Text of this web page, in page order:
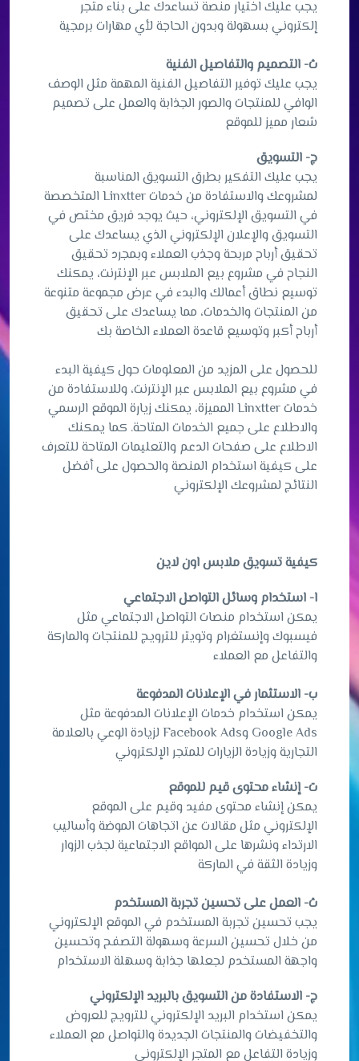
يجب عليك اختيار منصة تساعدك على بناء متجر
إلكتروني بسهولة وبدون الحاجة لأي مهارات برمجية
ث- التصميم والتفاصيل الفنية
يجب عليك توفير التفاصيل الفنية المهمة مثل الوصف
الوافي للمنتجات والصور الجذابة والعمل على تصميم
شعار مميز للموقع
ج- التسويق
يجب عليك التفكير بطرق التسويق المناسبة
لمشروعك والاستفادة من خدمات Linxtter المتخصصة
في التسويق الإلكتروني، حيث يوجد فريق مختص في
التسويق والإعلان الإلكتروني الذي يساعدك على
تحقيق أرباح مربحة وجذب العملاء وبمجرد تحقيق
النجاح في مشروع بيع الملابس عبر الإنترنت، يمكنك
توسيع نطاق أعمالك والبدء في عرض مجموعة متنوعة
من المنتجات والخدمات، مما يساعدك على تحقيق
أرباح أكبر وتوسيع قاعدة العملاء الخاصة بك
للحصول على المزيد من المعلومات حول كيفية البدء
في مشروع بيع الملابس عبر الإنترنت، وللاستفادة من
خدمات Linxtter المميزة، يمكنك زيارة الموقع الرسمي
والاطلاع على جميع الخدمات المتاحة. كما يمكنك
الاطلاع على صفحات الدعم والتعليمات المتاحة للتعرف
على كيفية استخدام المنصة والحصول على أفضل
النتائج لمشروعك الإلكتروني
كيفية تسويق ملابس اون لاين
ا- استخدام وسائل التواصل الاجتماعي
يمكن استخدام منصات التواصل الاجتماعي مثل
فيسبوك وإنستغرام وتويتر للترويج للمنتجات والماركة
والتفاعل مع العملاء
ب- الاستثمار في الإعلانات المدفوعة
يمكن استخدام خدمات الإعلانات المدفوعة مثل
Google Ads وFacebook Ads لزيادة الوعي بالعلامة
التجارية وزيادة الزيارات للمتجر الإلكتروني
ت- إنشاء محتوى قيم للموقع
يمكن إنشاء محتوى مفيد وقيم على الموقع
الإلكتروني مثل مقالات عن اتجاهات الموضة وأساليب
الارتداء ونشرها على المواقع الاجتماعية لجذب الزوار
وزيادة الثقة في الماركة
ث- العمل على تحسين تجربة المستخدم
يجب تحسين تجربة المستخدم في الموقع الإلكتروني
من خلال تحسين السرعة وسهولة التصفح وتحسين
واجهة المستخدم لجعلها جذابة وسهلة الاستخدام
ج- الاستفادة من التسويق بالبريد الإلكتروني
يمكن استخدام البريد الإلكتروني للترويج للعروض
والتخفيضات والمنتجات الجديدة والتواصل مع العملاء
وزيادة التفاعل مع المتجر الإلكتروني